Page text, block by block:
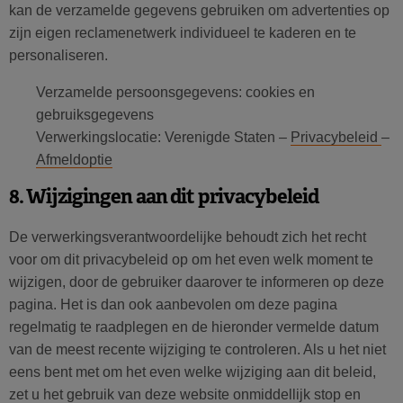
kan de verzamelde gegevens gebruiken om advertenties op
zijn eigen reclamenetwerk individueel te kaderen en te
personaliseren.
Verzamelde persoonsgegevens: cookies en
gebruiksgegevens
Verwerkingslocatie: Verenigde Staten – Privacybeleid –
Afmeldoptie
8. Wijzigingen aan dit privacybeleid
De verwerkingsverantwoordelijke behoudt zich het recht
voor om dit privacybeleid op om het even welk moment te
wijzigen, door de gebruiker daarover te informeren op deze
pagina. Het is dan ook aanbevolen om deze pagina
regelmatig te raadplegen en de hieronder vermelde datum
van de meest recente wijziging te controleren. Als u het niet
eens bent met om het even welke wijziging aan dit beleid,
zet u het gebruik van deze website onmiddellijk stop en